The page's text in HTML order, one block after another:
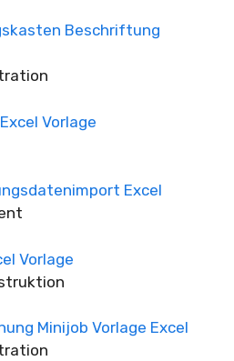
Beschriftung
Vorlage
Excel
Vorlage
Minijob Vorlage Excel